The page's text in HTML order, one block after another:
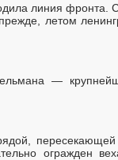
линия фронта.
летом
—
пересекающей
огражден